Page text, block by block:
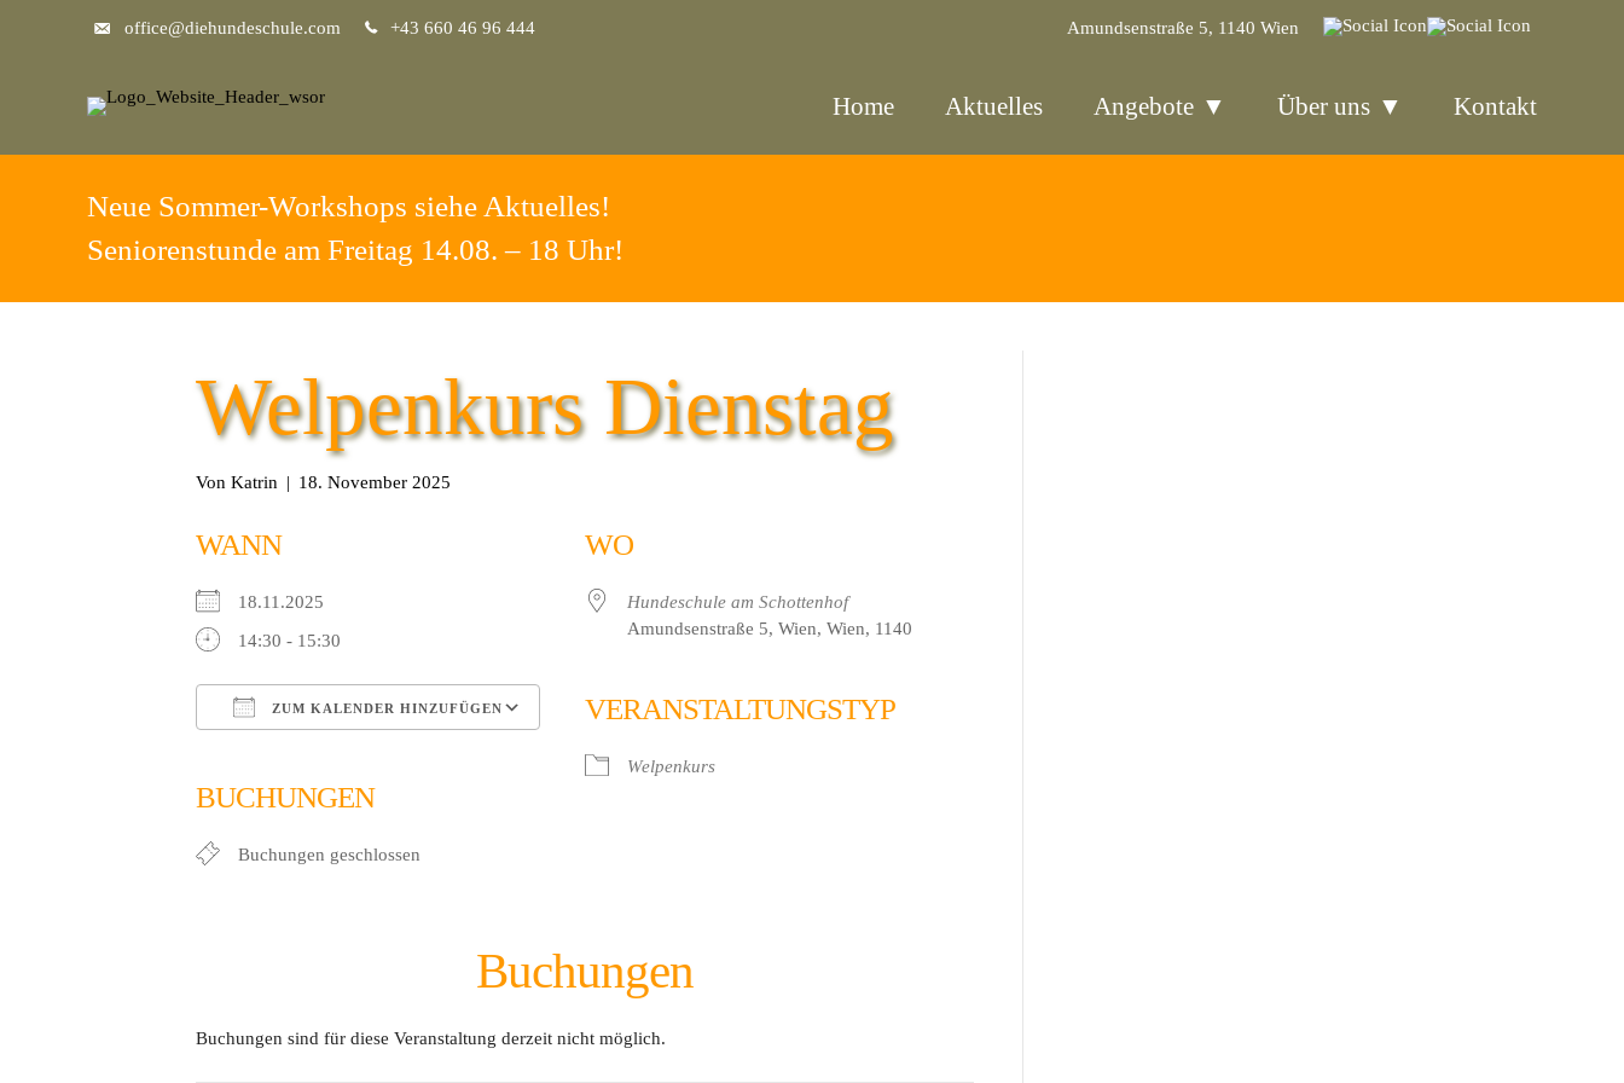
office@diehundeschule.com +43 660 46 96 444 Amundsenstraße 5, 1140 Wien
Home Aktuelles Angebote Über uns Kontakt
Neue Sommer-Workshops siehe Aktuelles!
Seniorenstunde am Freitag 14.08. – 18 Uhr!
Welpenkurs Dienstag
Von Katrin | 18. November 2025
WANN
18.11.2025
14:30 - 15:30
ZUM KALENDER HINZUFÜGEN
BUCHUNGEN
Buchungen geschlossen
WO
Hundeschule am Schottenhof
Amundsenstraße 5, Wien, Wien, 1140
VERANSTALTUNGSTYP
Welpenkurs
Buchungen
Buchungen sind für diese Veranstaltung derzeit nicht möglich.